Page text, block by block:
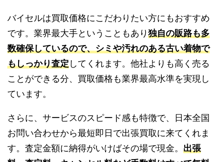
バイセルは買取価格にこだわりたい方にもおすすめ
です。業界最大手ということもあり 独自の販路も多
数確保しているので、シミや汚れのある古い着物で
もしっかり査定 してくれます。他社よりも高く売る
ことができる分、買取価格も業界最高水準を実現し
ています。
さらに、サービスのスピード感も特徴で、日本全国
お問い合わせから最短即日で出張買取に来てくれま
す。査定金額に納得がいけばその場で現金。 出張